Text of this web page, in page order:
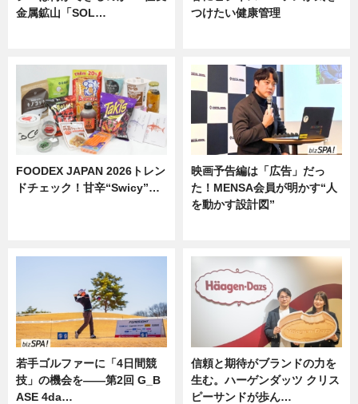
金属鉱山「SOL…
つけたい健康管理
FOODEX JAPAN 2026トレン
ドチェック！甘辛“Swicy”…
映画予告編は「広告」だっ
た！MENSA会員が明かす“人
を動かす設計図”
若手ゴルファーに「4日間競
技」の機会を——第2回 G_B
ASE 4da…
信頼と期待がブランドの力を
生む。ハーゲンダッツ クリス
ピーサンドが歩ん…